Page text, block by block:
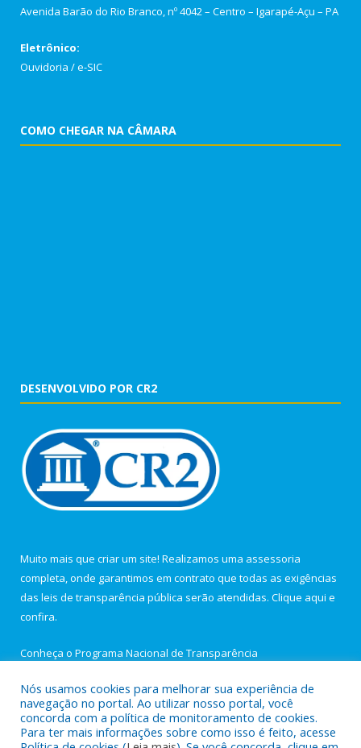
Avenida Barão do Rio Branco, nº 4042 – Centro – Igarapé-Açu – PA
Eletrônico:
Ouvidoria /e-SIC
COMO CHEGAR NA CÂMARA
DESENVOLVIDO POR CR2
Muito mais que criar um site! Realizamos uma assessoria
completa, onde garantimos em contrato que todas as exigências
das leis de transparência pública serão atendidas. Clique aqui e
confira.
Conheça o Programa Nacional de Transparência
Todos os direitos reservados a Câmara Municipal de Igarapé-
Nós usamos cookies para melhorar sua experiência de
navegação no portal. Ao utilizar nosso portal, você
concorda com a política de monitoramento de cookies.
Para ter mais informações sobre como isso é feito, acesse